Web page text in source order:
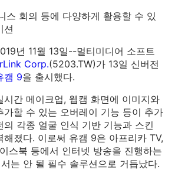
스 회의 등에 다양하게 활용할 수 있
션
년 11월 13일--멀티미디어 소프트
Corp.(5203.TW)가 13일 신버전
캠 9을 출시했다.
시간 메이크업, 웹캠 화면에 이미지와
가할 수 있는 오버레이 기능 등이 추가
의 각종 얼굴 인식 기반 기능과 스킨
해졌다. 이로써 유캠 9은 아프리카 TV,
스북 등에서 인터넷 방송을 진행하는
는 안 될 필수 솔루션으로 거듭났다.